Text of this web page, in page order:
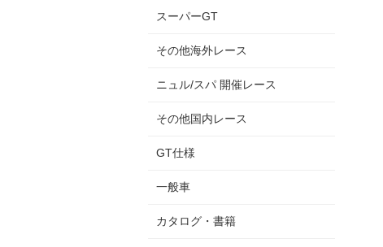
スーパーGT
その他海外レース
ニュル/スパ 開催レース
その他国内レース
GT仕様
一般車
カタログ・書籍